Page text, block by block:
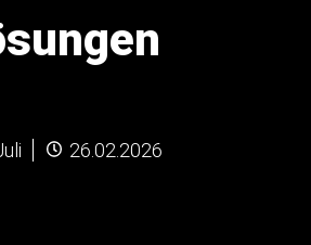
26.02.2026